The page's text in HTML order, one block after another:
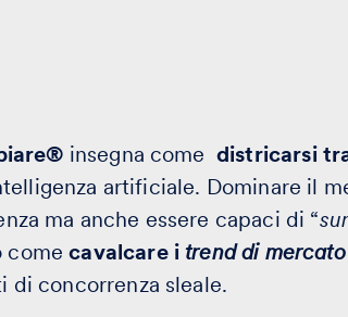
insegna come districarsi
artificiale. Dominare il
ma anche essere capaci di “
comecavalcare itrend di mercato
di concorrenza sleale.